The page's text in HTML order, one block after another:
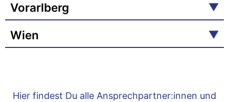
Vorarlberg
Wien
Hier findest Du alle Ansprechpartner:innen und